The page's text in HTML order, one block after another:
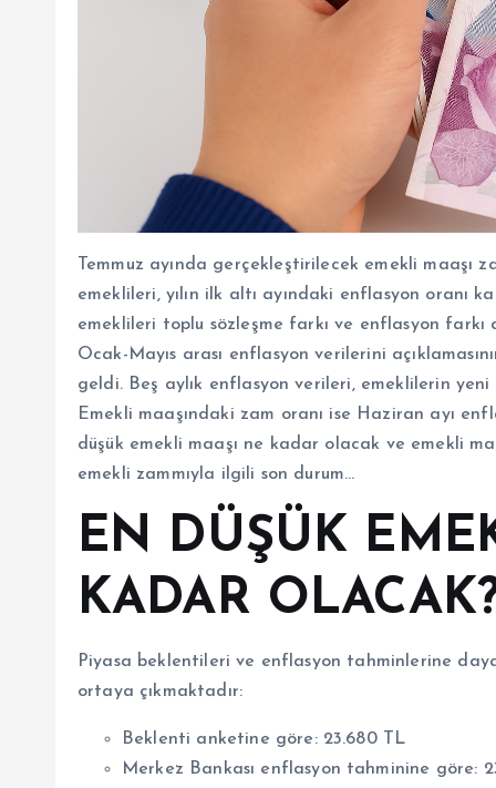
Temmuz ayında gerçekleştirilecek emekli maaşı
emeklileri, yılın ilk altı ayındaki enflasyon oranı
emeklileri toplu sözleşme farkı ve enflasyon farkı
Ocak-Mayıs arası enflasyon verilerini
geldi. Beş aylık enflasyon verileri, emeklilerin yeni
Emekli maaşındaki zam oranı ise Haziran ayı
düşük emekli maaşı ne kadar olacak ve emekli
emekli zammıyla ilgili son durum…
EN DÜŞÜK
KADAR
Piyasa beklentileri ve enflasyon tahminlerine
ortaya çıkmaktadır:
Beklenti anketine göre: 23.680 TL
Merkez Bankası enflasyon tahminine göre: